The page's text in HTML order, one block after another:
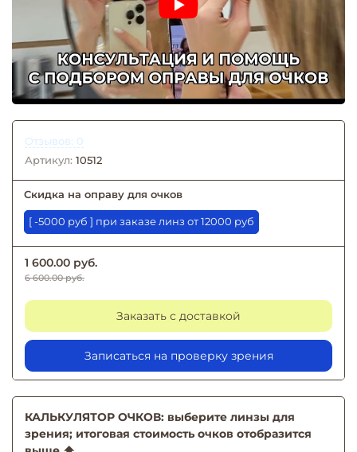
Отзывов: 0
Артикул: 10512
Скидка на оправу для очков
[ -5000 руб ] при заказе линз от 12000 руб
1 600.00 руб.
6 600.00 руб.
Заказать с доставкой
Записаться на проверку зрения
КАЛЬКУЛЯТОР ОЧКОВ: выберите линзы для
зрения; итоговая стоимость очков отобразится